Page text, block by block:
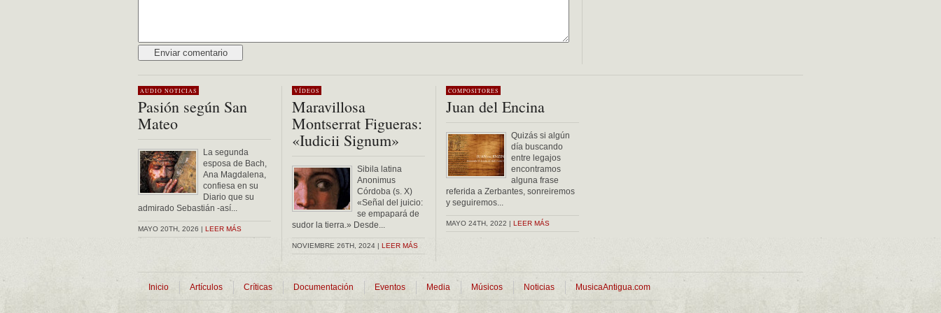
AUDIO NOTICIAS
Pasión según San
Mateo
La segunda
esposa de Bach,
Ana Magdalena,
confiesa en su
Diario que su
admirado Sebastián -así...
MAYO 20TH, 2026 | LEER MÁS
VÍDEOS
Maravillosa
Montserrat Figueras:
«Iudicii Signum»
Sibila latina
Anonimus
Córdoba (s. X)
«Señal del juicio:
se empapará de
sudor la tierra.» Desde...
NOVIEMBRE 26TH, 2024 | LEER MÁS
COMPOSITORES
Juan del Encina
Quizás si algún
día buscando
entre legajos
encontramos
alguna frase
referida a Zerbantes, sonreiremos
y seguiremos...
MAYO 24TH, 2022 | LEER MÁS
Inicio Artículos Críticas Documentación Eventos Media Músicos Noticias MusicaAntigua.com